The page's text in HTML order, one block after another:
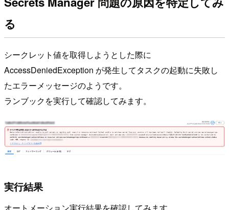
る
シークレット値を取得しようとした際に
AccessDeniedException が発生してタスクの起動に失敗し
たエラーメッセージのようです。
ランブックを実行して確認してみます。
実行結果